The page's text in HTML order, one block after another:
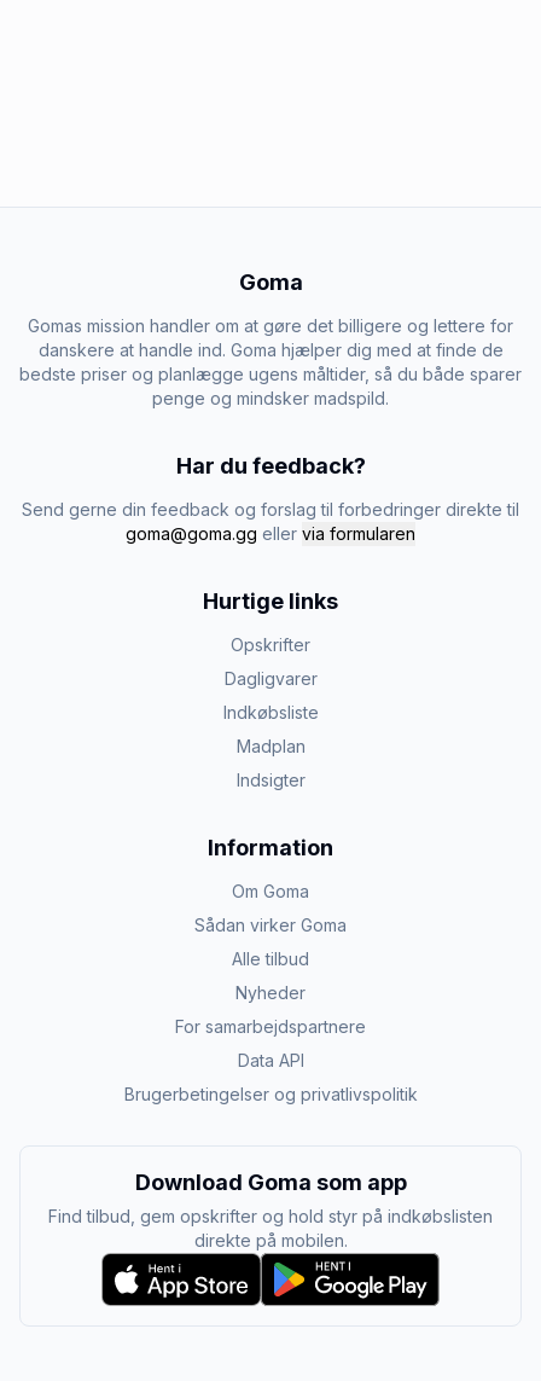
Goma
Gomas mission handler om at gøre det billigere og lettere for
danskere at handle ind. Goma hjælper dig med at finde de
bedste priser og planlægge ugens måltider, så du både sparer
penge og mindsker madspild.
Har du feedback?
Send gerne din feedback og forslag til forbedringer direkte til
goma@goma.gg eller via formularen
Hurtige links
Opskrifter
Dagligvarer
Indkøbsliste
Madplan
Indsigter
Information
Om Goma
Sådan virker Goma
Alle tilbud
Nyheder
For samarbejdspartnere
Data API
Brugerbetingelser og privatlivspolitik
Download Goma som app
Find tilbud, gem opskrifter og hold styr på indkøbslisten
direkte på mobilen.